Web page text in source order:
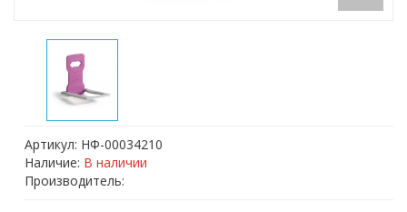
Артикул: НФ-00034210
Наличие: В наличии
Производитель: